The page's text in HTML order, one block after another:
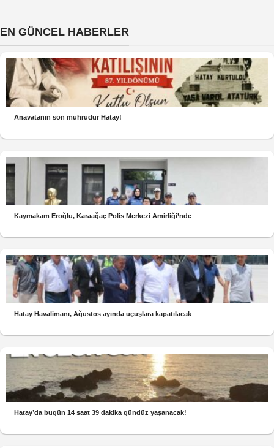
EN GÜNCEL HABERLER
Anavatanın son mührüdür Hatay!
Kaymakam Eroğlu, Karaağaç Polis Merkezi Amirliği’nde
Hatay Havalimanı, Ağustos ayında uçuşlara kapatılacak
Hatay’da bugün 14 saat 39 dakika gündüz yaşanacak!